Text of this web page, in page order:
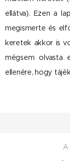
ellátva). Ezen a
megismerte és
keretek akkor is
mégsem olvasta
ellenére, hogy
A